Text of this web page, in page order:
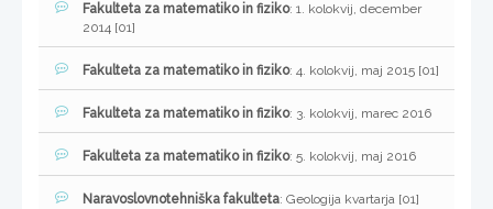
Fakulteta za matematiko in fiziko: 1. kolokvij, december
2014 [01]
Fakulteta za matematiko in fiziko: 4. kolokvij, maj 2015 [01]
Fakulteta za matematiko in fiziko: 3. kolokvij, marec 2016
Fakulteta za matematiko in fiziko: 5. kolokvij, maj 2016
Naravoslovnotehniška fakulteta: Geologija kvartarja [01]